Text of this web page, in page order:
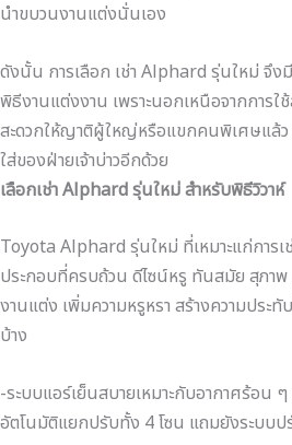
นำขบวนงานแต่งนั่นเอง
ดังนั้น การเลือก เช่า Alphard รุ่นใหม่ จึง
พิธีงานแต่งงาน เพราะนอกเหนือจากการใช้
สะดวกให้ญาติผู้ใหญ่หรือแขกคนพิเศษแล้ว
ใส่ของฝ่ายเจ้าบ่าวอีกด้วย
เลือกเช่าAlphardรุ่นใหม่สำหรับพิธีวิวาห์
Toyota Alphard รุ่นใหม่ ที่เหมาะแก่การ
ประกอบที่ครบถ้วน ดีไซน์หรู ทันสมัย สุภาพ
งานแต่ง เพิ่มความหรูหรา สร้างความประทั
บ้าง
-ระบบแอร์เย็นสบายเหมาะกับอากาศร้อน
อัตโนมัติแยกปรับทั้ง 4 โซน แถมยังระบบป